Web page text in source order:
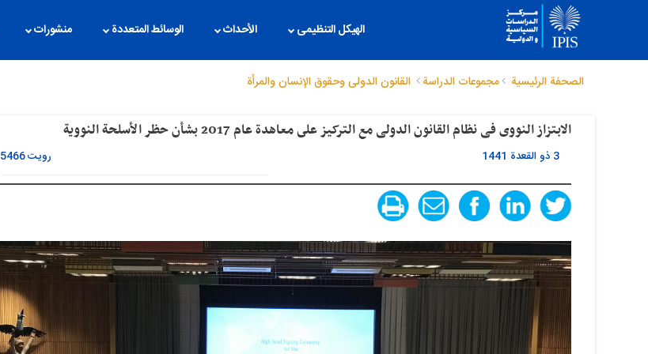
الهیکل التنظیمی الأحداث الوسائط المتعددة منشورات
الصحفة الرئيسية مجموعات الدراسة القانون الدولی وحقوق الإنسان والمرأة
الابتزاز النووی فی نظام القانون الدولی مع الترکیز على معاهدة عام 2017 بشأن حظر الأسلحة النوویة
3 ذو القعدة 1441 رویت5466